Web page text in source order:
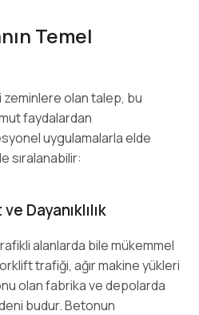
Temel
olan talep, bu
faydalardan
uygulamalarla elde
sıralanabilir:
Dayanıklılık
alanlarda bile mükemmel
trafiği, ağır makine yükleri
olan fabrika ve depolarda
budur. Betonun